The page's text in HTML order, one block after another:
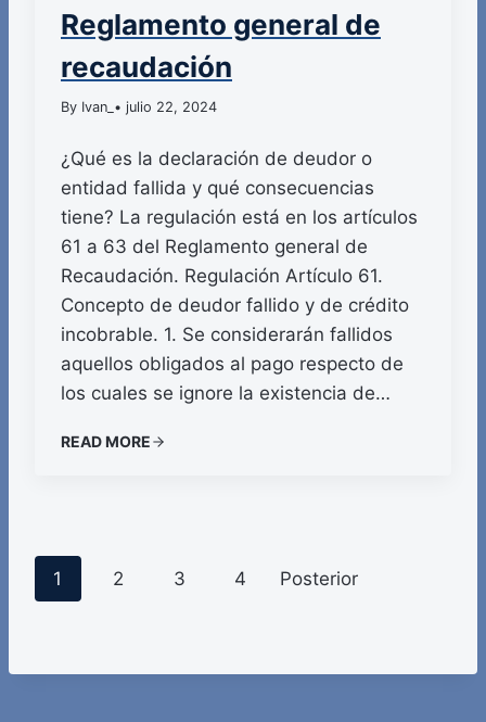
Reglamento general de
recaudación
By Ivan_ • julio 22, 2024
¿Qué es la declaración de deudor o
entidad fallida y qué consecuencias
tiene? La regulación está en los artículos
61 a 63 del Reglamento general de
Recaudación. Regulación Artículo 61.
Concepto de deudor fallido y de crédito
incobrable. 1. Se considerarán fallidos
aquellos obligados al pago respecto de
los cuales se ignore la existencia de…
READ MORE
s
1 2 3 4 Posterior